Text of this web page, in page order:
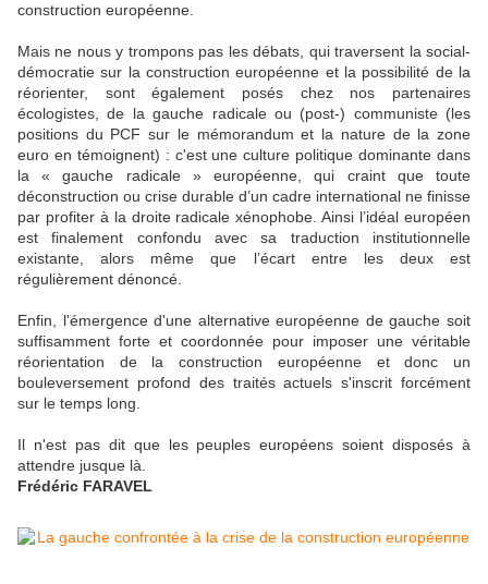
construction européenne.
Mais ne nous y trompons pas les débats, qui traversent la social-
démocratie sur la construction européenne et la possibilité de la
réorienter, sont également posés chez nos partenaires
écologistes, de la gauche radicale ou (post-) communiste (les
positions du PCF sur le mémorandum et la nature de la zone
euro en témoignent) : c'est une culture politique dominante dans
la « gauche radicale » européenne, qui craint que toute
déconstruction ou crise durable d’un cadre international ne finisse
par profiter à la droite radicale xénophobe. Ainsi l’idéal européen
est finalement confondu avec sa traduction institutionnelle
existante, alors même que l’écart entre les deux est
régulièrement dénoncé.
Enfin, l'émergence d'une alternative européenne de gauche soit
suffisamment forte et coordonnée pour imposer une véritable
réorientation de la construction européenne et donc un
bouleversement profond des traités actuels s'inscrit forcément
sur le temps long.
Il n'est pas dit que les peuples européens soient disposés à
attendre jusque là.
Frédéric FARAVEL